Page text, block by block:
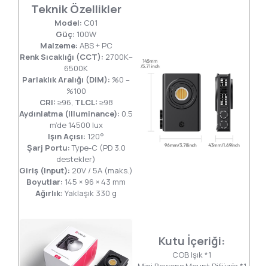
Teknik Özellikler
Model: C01
Güç: 100W
Malzeme: ABS + PC
Renk Sıcaklığı (CCT): 2700K–
6500K
Parlaklık Aralığı (DIM): %0 –
%100
CRI: ≥96, TLCL: ≥98
Aydınlatma (Illuminance): 0.5
m’de 14500 lux
Işın Açısı: 120°
Şarj Portu:Type-C (PD 3.0
destekler)
Giriş (Input): 20V / 5A (maks.)
Boyutlar: 145 × 96 × 43 mm
Ağırlık: Yaklaşık 330 g
Kutu İçeriği:
COB Işık *1